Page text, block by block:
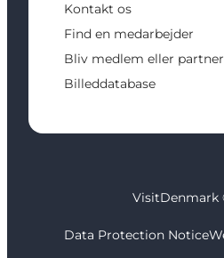
Kontakt os
Find en medarbejder
Bliv medlem eller partner
Billeddatabase
VisitDenmark
Data Protection Notice